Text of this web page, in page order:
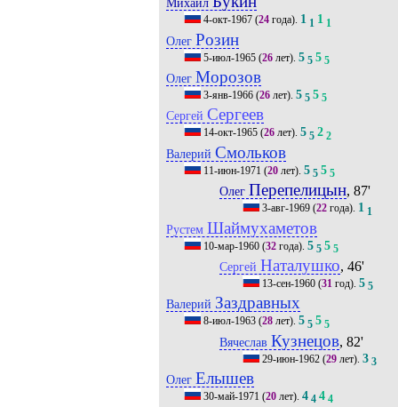
4-окт-1967(24года). 1 1 1 1
Олег Розин
5-июл-1965(26лет). 5 5 5 5
Олег Морозов
3-янв-1966(26лет). 5 5 5 5
Сергей Сергеев
14-окт-1965(26лет). 5 5 2 2
Валерий Смольков
11-июн-1971 (20лет). 5 5 5 5
Олег Перепелицын, 87'
3-авг-1969 (22 года). 1 1
Рустем Шаймухаметов
10-мар-1960(32года). 5 5 5 5
Сергей Наталушко, 46'
13-сен-1960 (31 год).5 5
Валерий Заздравных
8-июл-1963(28лет). 5 5 5 5
Вячеслав Кузнецов, 82'
29-июн-1962 (29 лет).3 3
Олег Елышев
30-май-1971 (20лет). 4 4 4 4